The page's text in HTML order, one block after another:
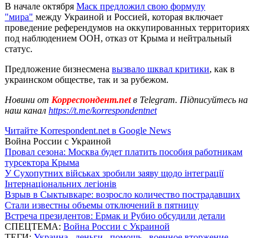
В начале октября Маск предложил свою формулу
"мира" между Украиной и Россией, которая включает
проведение референдумов на оккупированных территориях
под наблюдением ООН, отказ от Крыма и нейтральный
статус.
Предложение бизнесмена вызвало шквал критики, как в
украинском обществе, так и за рубежом.
Новини от Корреспондент.netв Telegram. Підписуйтесь на
наш канал https://t.me/korrespondentnet
Читайте Korrespondent.net в Google News
Война России с Украиной
Провал сезона: Москва будет платить пособия работникам
турсектора Крыма
У Сухопутних військах зробили заяву щодо інтеграції
Інтернаціональних легіонів
Взрыв в Сыктывкаре: возросло количество пострадавших
Стали известны объемы отключений в пятницу
Встреча президентов: Ермак и Рубио обсудили детали
СПЕЦТЕМА: Война России с Украиной